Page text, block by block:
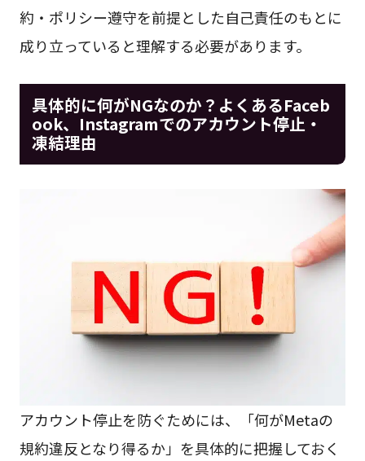
約・ポリシー遵守を前提とした自己責任のもとに
成り立っていると理解する必要があります。
具体的に何がNGなのか？よくあるFaceb
ook、Instagramでのアカウント停止・
凍結理由
アカウント停止を防ぐためには、「何がMetaの
規約違反となり得るか」を具体的に把握しておく